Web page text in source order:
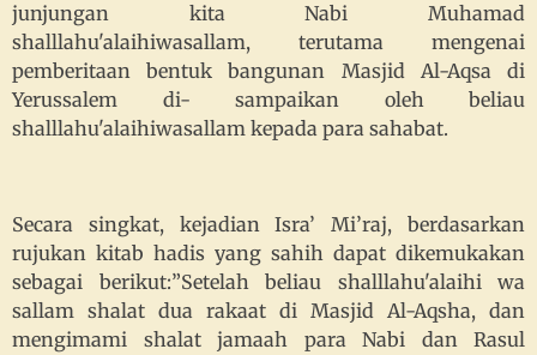
junjungan kita Nabi Muhamad
shalllahu'alaihiwasallam, terutama mengenai
pemberitaan bentuk bangunan Masjid Al-Aqsa di
Yerussalem di- sampaikan oleh beliau
shalllahu'alaihiwasallam kepada para sahabat.
Secara singkat, kejadian Isra’ Mi’raj, berdasarkan
rujukan kitab hadis yang sahih dapat dikemukakan
sebagai berikut:”Setelah beliau shalllahu'alaihi wa
sallam shalat dua rakaat di Masjid Al-Aqsha, dan
mengimami shalat jamaah para Nabi dan Rasul